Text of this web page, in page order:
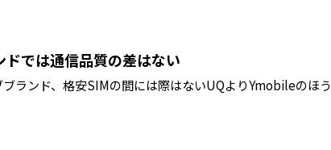
では通信品質の差はない
ランド、格安SIMの間には際はないUQよりYmobileのほう